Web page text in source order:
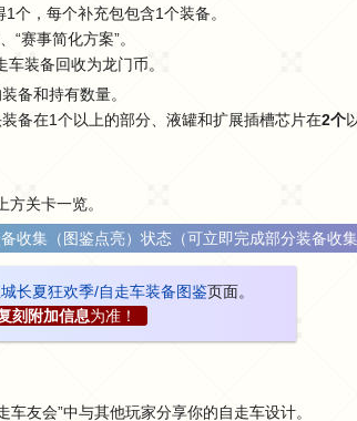
1个，每个补充包包含1个装备。
“赛事简化方案”。
装备回收为龙门币。
备和持有数量。
备在1个以上的部分、液罐和扩展插槽芯片在2个
关卡一览。
收集（图鉴点亮）状态（可立即完成部分装备收
长夏狂欢季/自走车装备图鉴页面。
刻附加信息为准！
友会”中与其他玩家分享你的自走车设计。